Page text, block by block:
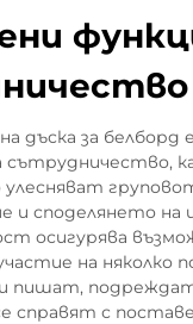
дъска за белборд
и споделянето на
осигурява
на няколко
пишат,
справят с